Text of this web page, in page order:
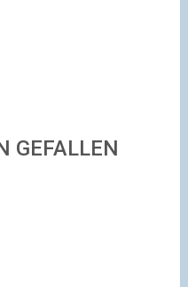
GEFALLEN